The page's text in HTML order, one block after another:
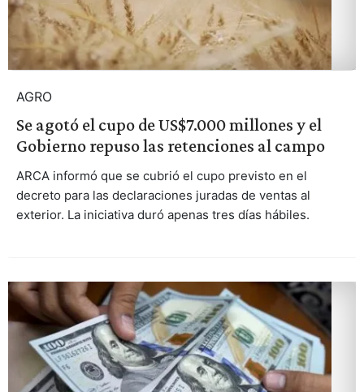
AGRO
Se agotó el cupo de US$7.000 millones y el
Gobierno repuso las retenciones al campo
ARCA informó que se cubrió el cupo previsto en el
decreto para las declaraciones juradas de ventas al
exterior. La iniciativa duró apenas tres días hábiles.